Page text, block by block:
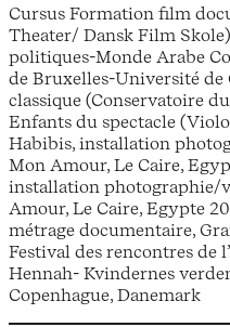
Cursus Formation film
Theater/ Dansk Film
politiques-Monde Arabe
de Bruxelles-Université de
classique (Conservatoire
Enfants du spectacle
Habibis, installation
Mon Amour, Le Caire,
installation photographie/
Amour, Le Caire, Egypte
métrage documentaire,
Festival des rencontres de
Hennah- Kvindernes
Copenhague, Danemark